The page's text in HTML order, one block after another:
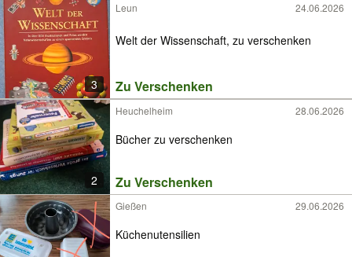
3
Leun 24.06.2026
Welt der Wissenschaft, zu verschenken
Zu Verschenken
2
Heuchelheim 28.06.2026
Bücher zu verschenken
Zu Verschenken
Gießen 29.06.2026
Küchenutensilien